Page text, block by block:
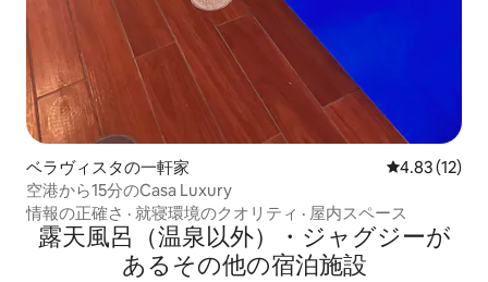
ベラヴィスタの一軒家 レビュー12
4.83 (12)
空港から15分のCasa Luxury
情報の正確さ · 就寝環境のクオリティ · 屋内スペース
露天風呂（温泉以外）・ジャグジーが
あるその他の宿泊施設